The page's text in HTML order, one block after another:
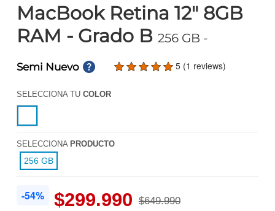
MacBook Retina 12" 8GB
RAM - Grado B 256 GB -
Semi Nuevo 5 (1 reviews)
SELECCIONA TU COLOR
SELECCIONA PRODUCTO
256 GB
-54% $299.990 $649.990